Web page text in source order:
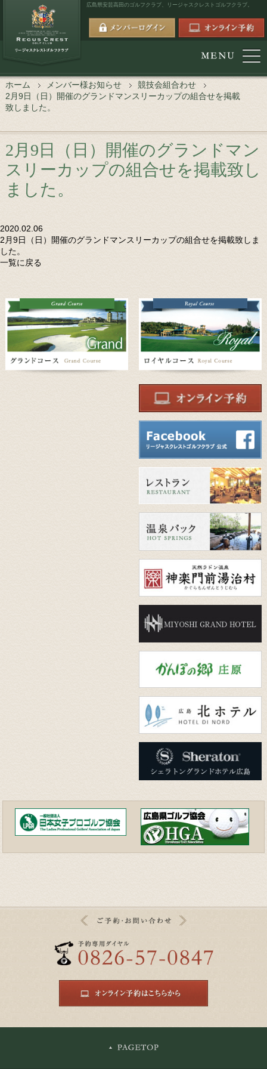
広島県安芸高田のゴルフクラブ、 リージャスクレストゴルフクラブ。
ホーム メンバー様お知らせ
競技会組合わせ
2月9日（日）開催のグランドマンスリーカップの組合せを掲載
致しました。
2月9日（日）開催のグランドマン
スリーカップの組合せを掲載致し
ました。
2020.02.06
2月9日（日）開催のグランドマンスリーカップの組合せを掲載致しま
した。
一覧に戻る